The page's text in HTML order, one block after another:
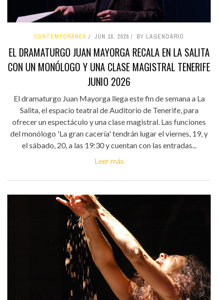
CONTEMPORÁNEA JUN 16, 2026 BY LAGENDARIO
EL DRAMATURGO JUAN MAYORGA RECALA EN LA SALITA
CON UN MONÓLOGO Y UNA CLASE MAGISTRAL TENERIFE
JUNIO 2026
El dramaturgo Juan Mayorga llega este fin de semana a La
Salita, el espacio teatral de Auditorio de Tenerife, para
ofrecer un espectáculo y una clase magistral. Las funciones
del monólogo 'La gran cacería' tendrán lugar el viernes, 19, y
el sábado, 20, a las 19:30 y cuentan con las entradas...
Leer más